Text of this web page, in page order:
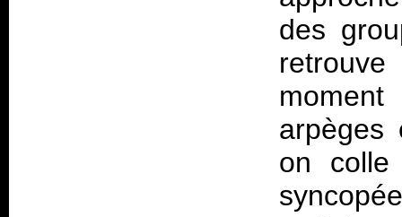
des
arpèges
on colle